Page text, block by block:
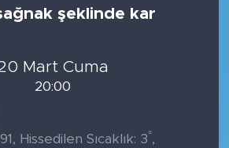
şeklinde kar
Mart Cuma
20:00
Hissedilen Sıcaklık: 3°,